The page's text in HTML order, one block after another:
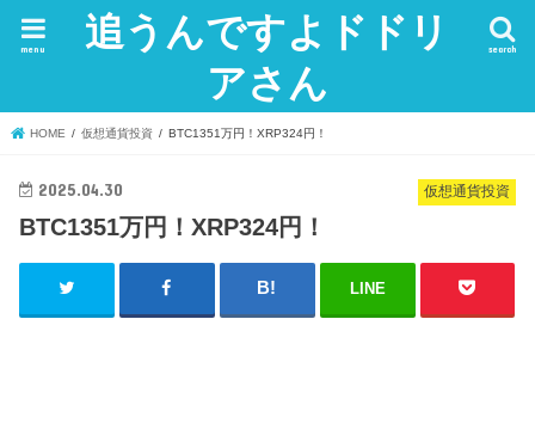
追うんですよドドリ
アさん
search
menu
HOME 仮想通貨投資 BTC1351万円！XRP324円！
仮想通貨投資
2025.04.30
BTC1351万円！XRP324円！
LINE